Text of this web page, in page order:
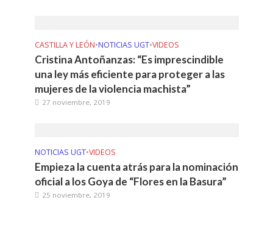
CASTILLA Y LEÓN•NOTICIAS UGT•VIDEOS
Cristina Antoñanzas: “Es imprescindible
una ley más eficiente para proteger a las
mujeres de la violencia machista”
27 noviembre, 2019
NOTICIAS UGT•VIDEOS
Empieza la cuenta atrás para la nominación
oficial a los Goya de “Flores en la Basura”
25 noviembre, 2019